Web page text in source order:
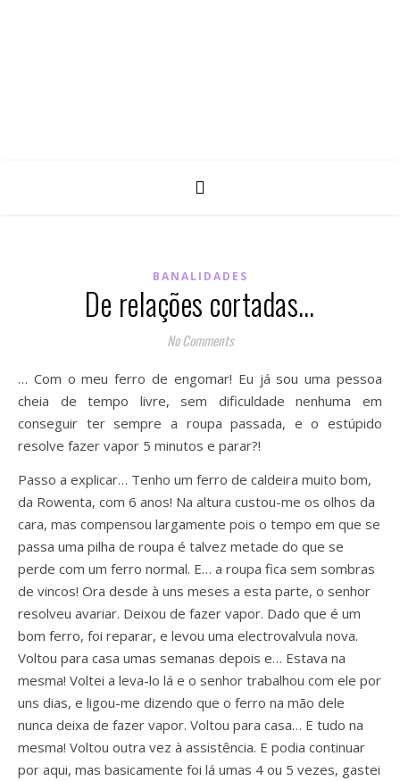
BANALIDADES
De relações cortadas…
No Comments
… Com o meu ferro de engomar! Eu já sou uma pessoa
cheia de tempo livre, sem dificuldade nenhuma em
conseguir ter sempre a roupa passada, e o estúpido
resolve fazer vapor 5 minutos e parar?!
Passo a explicar… Tenho um ferro de caldeira muito bom,
da Rowenta, com 6 anos! Na altura custou-me os olhos da
cara, mas compensou largamente pois o tempo em que se
passa uma pilha de roupa é talvez metade do que se
perde com um ferro normal. E… a roupa fica sem sombras
de vincos! Ora desde à uns meses a esta parte, o senhor
resolveu avariar. Deixou de fazer vapor. Dado que é um
bom ferro, foi reparar, e levou uma electrovalvula nova.
Voltou para casa umas semanas depois e… Estava na
mesma! Voltei a leva-lo lá e o senhor trabalhou com ele por
uns dias, e ligou-me dizendo que o ferro na mão dele
nunca deixa de fazer vapor. Voltou para casa… E tudo na
mesma! Voltou outra vez à assistência. E podia continuar
por aqui, mas basicamente foi lá umas 4 ou 5 vezes, gastei